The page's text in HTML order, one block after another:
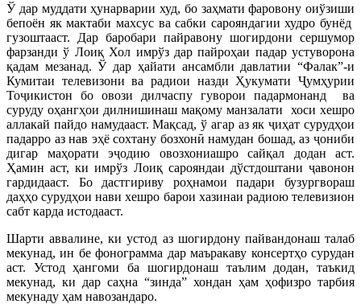
Ў дар муддати ҳунарварии худ, бо заҳмати фаровону оиўзиши
бепоён як мактаби махсус ва сабки сарояндагии худро бунёд
гузоштааст. Дар баробари пайравону шогирдони сершумор
фарзанди ў Лоиқ Хол имрўз дар пайроҳаи падар устуворона
қадам мезанад. Ў дар ҳайати ансамбли давлатии “Фалак”-и
Кумитаи телевизони ва радиои назди Ҳукумати Ҷумҳурии
Тоҷикистон бо овози дилчаспу гуворои падармонанд ва
суруду оҳангҳои дилнишинаш мақому манзалати хоси хешро
аллакай пайдо намудааст. Мақсад, ў агар аз як ҷиҳат сурудҳои
падарро аз нав эҳё сохтану бозхонӣ намудан бошад, аз ҷониби
дигар маҳорати эҷодию овозхониашро сайқал додан аст.
Ҳамин аст, ки имрўз Лоиқ сарояндаи дўстдоштани ҷавонон
гардидааст. Бо дастгириву роҳнамои падари бузургвораш
даҳҳо сурудҳои нави хешро барои хазинаи радиою телевизион
сабт карда истодааст.
Шарти аввалине, ки устод аз шогирдону пайвандонаш талаб
мекунад, ин бе фонограмма дар маъракаву консертҳо сурудан
аст. Устод ҳангоми ба шогирдонаш таълим додан, таъкид
мекунад, ки дар саҳна “зинда” хондан ҳам ҳофизро тарбия
мекунаду ҳам навозандаро.